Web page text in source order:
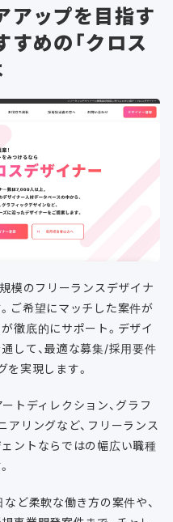
アップを目指す
めの「クロス
模のフリーランスデザイナ
ご希望にマッチした案件が
徹底的にサポート。デザイ
して、最適な募集/採用要件
実現します。
トディレクション、グラフ
アリングなど、フリーランス
ントならではの幅広い職種
ど柔軟な働き方の案件や、